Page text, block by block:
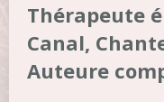
Thérapeute
Canal,
Auteure